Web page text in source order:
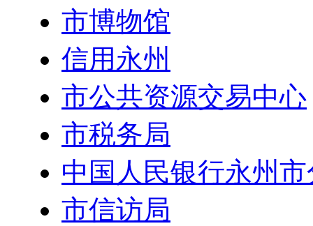
市博物馆
信用永州
市公共资源交易中心
市税务局
中国人民银行永州
市信访局